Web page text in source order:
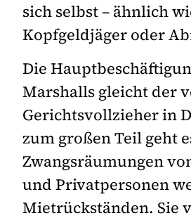
sich selbst – ähnlich
Kopfgeldjäger oder
Die
Marshalls gleicht der
Gerichtsvollzieher in
zum großen Teil geht
Zwangsräumungen
und Privatpersonen
Mietrückständen. Sie